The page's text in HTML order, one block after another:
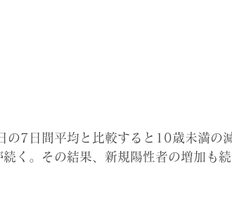
の7日間平均と比較すると10歳未満の
く。その結果、新規陽性者の増加も続